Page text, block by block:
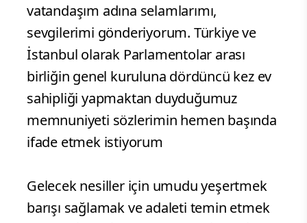
vatandaşım adına selamlarımı,
sevgilerimi gönderiyorum. Türkiye ve
İstanbul olarak Parlamentolar arası
birliğin genel kuruluna dördüncü kez ev
sahipliği yapmaktan duyduğumuz
memnuniyeti sözlerimin hemen başında
ifade etmek istiyorum
Gelecek nesiller için umudu yeşertmek
barışı sağlamak ve adaleti temin etmek